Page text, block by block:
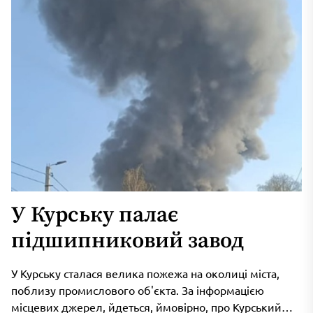
У Курську палає
підшипниковий завод
У Курську сталася велика пожежа на околиці міста,
поблизу промислового об'єкта. За інформацією
місцевих джерел, йдеться, ймовірно, про Курський